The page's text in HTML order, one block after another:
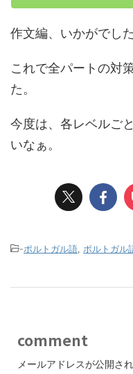
作文編、いかがでし
これで全パートの対
た。
今度は、各レベルご
いなぁ。
-ポルトガル語 ポルトガル
comment
メールアドレスが公開さ